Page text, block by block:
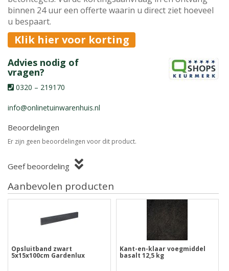
binnen 24 uur een offerte waarin u direct ziet hoeveel
u bespaart.
Klik hier voor korting
Advies nodig of
vragen?
0320 – 219170
info@onlinetuinwarenhuis.nl
Beoordelingen
Er zijn geen beoordelingen voor dit product.
Geef beoordeling
Aanbevolen producten
Opsluitband zwart
5x15x100cm Gardenlux
Kant-en-klaar voegmiddel
basalt 12,5 kg